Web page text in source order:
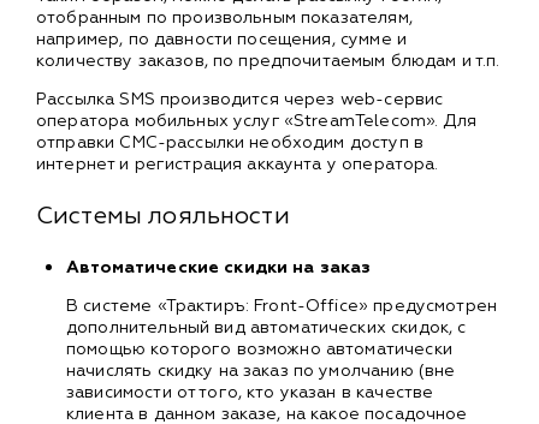
отобранным по произвольным показателям,
например, по давности посещения, сумме и
количеству заказов, по предпочитаемым блюдам и т.п.
Рассылка SMS производится через web-сервис
оператора мобильных услуг «StreamTelecom». Для
отправки СМС-рассылки необходим доступ в
интернет и регистрация аккаунта у оператора.
Системы лояльности
Автоматические скидки на заказ
В системе «Трактиръ: Front-Office» предусмотрен
дополнительный вид автоматических скидок, с
помощью которого возможно автоматически
начислять скидку на заказ по умолчанию (вне
зависимости от того, кто указан в качестве
клиента в данном заказе, на какое посадочное